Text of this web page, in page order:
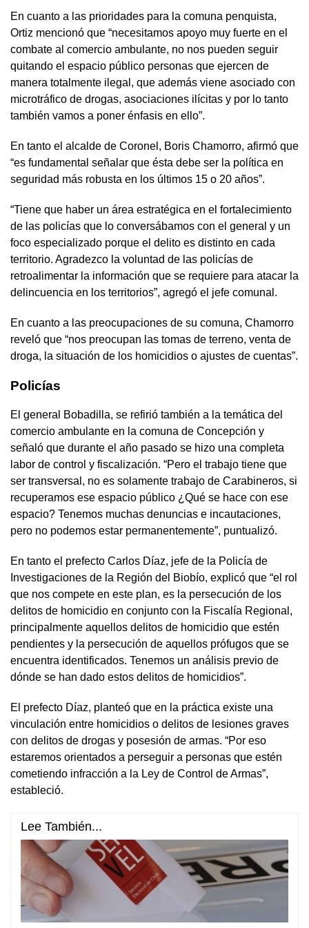
En cuanto a las prioridades para la comuna penquista,
Ortiz mencionó que “necesitamos apoyo muy fuerte en el
combate al comercio ambulante, no nos pueden seguir
quitando el espacio público personas que ejercen de
manera totalmente ilegal, que además viene asociado con
microtráfico de drogas, asociaciones ilícitas y por lo tanto
también vamos a poner énfasis en ello”.
En tanto el alcalde de Coronel, Boris Chamorro, afirmó que
“es fundamental señalar que ésta debe ser la política en
seguridad más robusta en los últimos 15 o 20 años”.
“Tiene que haber un área estratégica en el fortalecimiento
de las policías que lo conversábamos con el general y un
foco especializado porque el delito es distinto en cada
territorio. Agradezco la voluntad de las policías de
retroalimentar la información que se requiere para atacar la
delincuencia en los territorios”, agregó el jefe comunal.
En cuanto a las preocupaciones de su comuna, Chamorro
reveló que “nos preocupan las tomas de terreno, venta de
droga, la situación de los homicidios o ajustes de cuentas”.
Policías
El general Bobadilla, se refirió también a la temática del
comercio ambulante en la comuna de Concepción y
señaló que durante el año pasado se hizo una completa
labor de control y fiscalización. “Pero el trabajo tiene que
ser transversal, no es solamente trabajo de Carabineros, si
recuperamos ese espacio público ¿Qué se hace con ese
espacio? Tenemos muchas denuncias e incautaciones,
pero no podemos estar permanentemente”, puntualizó.
En tanto el prefecto Carlos Díaz, jefe de la Policía de
Investigaciones de la Región del Biobío, explicó que “el rol
que nos compete en este plan, es la persecución de los
delitos de homicidio en conjunto con la Fiscalía Regional,
principalmente aquellos delitos de homicidio que estén
pendientes y la persecución de aquellos prófugos que se
encuentra identificados. Tenemos un análisis previo de
dónde se han dado estos delitos de homicidios”.
El prefecto Díaz, planteó que en la práctica existe una
vinculación entre homicidios o delitos de lesiones graves
con delitos de drogas y posesión de armas. “Por eso
estaremos orientados a perseguir a personas que estén
cometiendo infracción a la Ley de Control de Armas”,
estableció.
Lee También...